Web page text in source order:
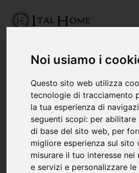
Noi usiamo i
Questo sito web utilizza
tecnologie di tracciamento
la tua esperienza di
seguenti scopi: per abilitare
di base del sito web, per
migliore esperienza sul sito
misurare il tuo interesse
e servizi e personalizzare